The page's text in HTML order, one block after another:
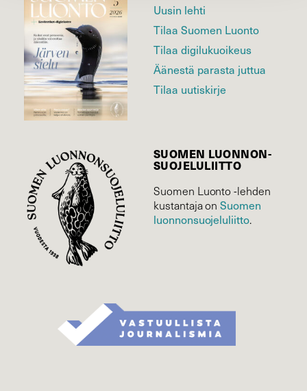
Uusin lehti
Tilaa Suomen Luonto
Tilaa digilukuoikeus
Äänestä parasta juttua
Tilaa uutiskirje
SUOMEN LUONNON­
SUOJELU­LIITTO
Suomen Luonto -lehden
kustantaja onSuomen
luonnonsuojelu­liitto.